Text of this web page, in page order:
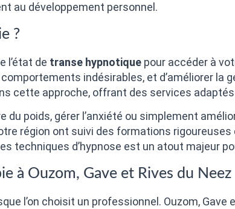
au développement personnel.
?
l’état de transe hypnotique pour accéder à
indésirables, et d’améliorer la
cette approche, offrant des services
du poids, gérer l’anxiété ou simplement
région ont suivi des formations
techniques d’hypnose est un atout majeur
à Ouzom, Gave et Rives du Neez
l’on choisit un professionnel. Ouzom,